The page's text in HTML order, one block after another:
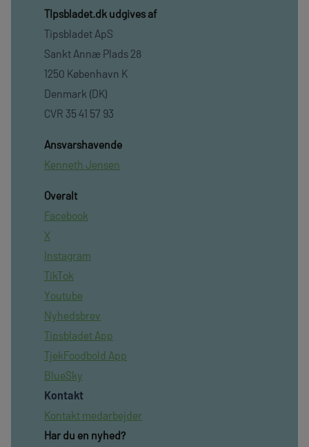
TIpsbladet.dk udgives af
Tipsbladet ApS
Sankt Annæ Plads 28
1250 København K
Denmark (DK)
CVR 35 41 57 93
Ansvarshavende
Kenneth Jensen
Overalt
Facebook
X
Instagram
TikTok
Youtube
Nyhedsbrev
Tipsbladet App
TjekFoodbold App
BlueSky
Kontakt
Kontakt medarbejder
Har du en nyhed?